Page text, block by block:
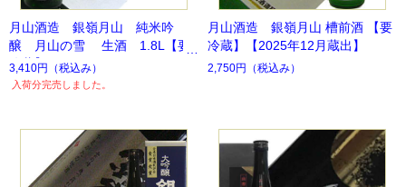
月山酒造 銀嶺月山 純米吟
醸 月山の雪 生酒 1.8L【要
冷蔵】
3,410円 （税込み）
入荷分完売しました。
月山酒造 銀嶺月山 槽前酒 【要
冷蔵】【2025年12月蔵出】
2,750円 （税込み）